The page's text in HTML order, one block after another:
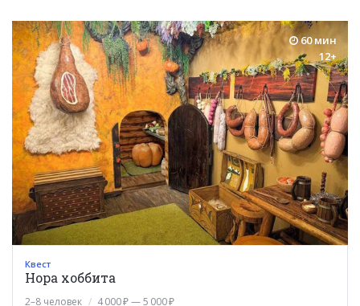
60 мин
12+
Квест
Нора хоббита
2–8 человек
4 000 ₽ — 5 000 ₽